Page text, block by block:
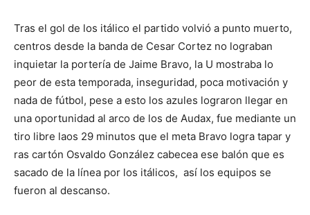
Tras el gol de los itálico el partido volvió a punto muerto,
centros desde la banda de Cesar Cortez no lograban
inquietar la portería de Jaime Bravo, la U mostraba lo
peor de esta temporada, inseguridad, poca motivación y
nada de fútbol, pese a esto los azules lograron llegar en
una oportunidad al arco de los de Audax, fue mediante un
tiro libre laos 29 minutos que el meta Bravo logra tapar y
ras cartón Osvaldo González cabecea ese balón que es
sacado de la línea por los itálicos, así los equipos se
fueron al descanso.